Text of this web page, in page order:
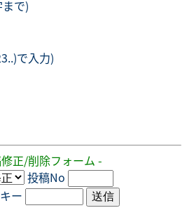
で)
で入力)
正/削除フォーム -
投稿No
ー